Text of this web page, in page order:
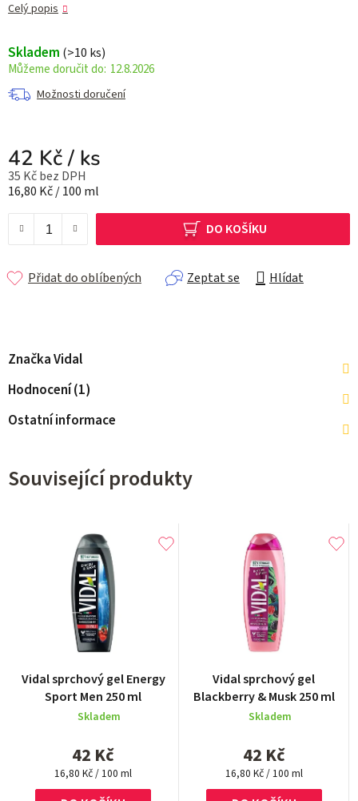
Celý popis
Skladem (>10 ks)
12.8.2026
Možnosti doručení
42 Kč/ ks
35 Kč bez DPH
Měrná cena:
16,80 Kč / 100 ml
DO KOŠÍKU
Zeptat se Hlídat
Přidat do oblíbených
ZnačkaVidal
Hodnocení (1)
Ostatní informace
Související produkty
Vidal sprchový gel Energy
Sport Men 250 ml
Skladem
42 Kč
Měrná
cena:
16,80 Kč / 100 ml
Vidal sprchový gel
Blackberry & Musk 250 ml
Skladem
42 Kč
Měrná
cena:
16,80 Kč / 100 ml